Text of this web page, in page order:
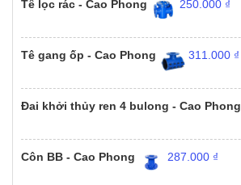
Tê lọc rác - Cao Phong 250.000 ₫
Tê gang ốp - Cao Phong 311.000 ₫
Đai khởi thủy ren 4 bulong - Cao Phong
Côn BB - Cao Phong 287.000 ₫